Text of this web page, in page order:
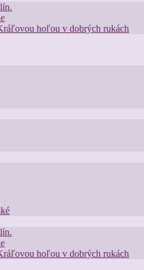
hoľou v dobrých rukách
hoľou v dobrých rukách